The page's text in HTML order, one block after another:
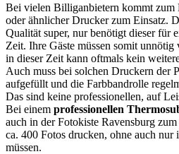
Bei vielen Billiganbietern kommt zum
oder ähnlicher Drucker zum Einsatz.
Qualität super, nur benötigt dieser für
Zeit. Ihre Gäste müssen somit
in dieser Zeit kann oftmals kein
Auch muss bei solchen Druckern der
aufgefüllt und die Farbbandrolle
Das sind keine professionellen, auf
Bei einem professionellen
auch in der Fotokiste Ravensburg
ca. 400 Fotos drucken, ohne auch nur
müssen.